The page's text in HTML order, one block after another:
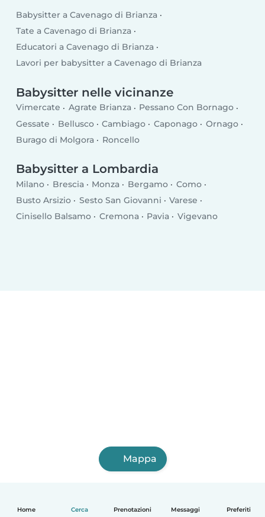
Home Cerca Prenotazioni Messaggi Preferiti
Babysitter a Cavenago di Brianza
Tate a Cavenago di Brianza
Educatori a Cavenago di Brianza
Lavori per babysitter a Cavenago di Brianza
Babysitter nelle vicinanze
Vimercate Agrate Brianza
Pessano Con Bornago
Gessate
Bellusco Cambiago Caponago
Ornago
Burago di Molgora
Roncello
Babysitter a Lombardia
Milano Brescia Monza Bergamo
Como
Busto Arsizio
Sesto San Giovanni
Varese
Cinisello Balsamo
Cremona Pavia Vigevano
Mappa